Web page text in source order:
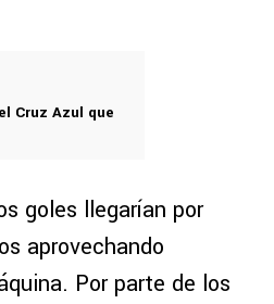
Cruz Azul que
goles llegarían por
aprovechando
Por parte de los